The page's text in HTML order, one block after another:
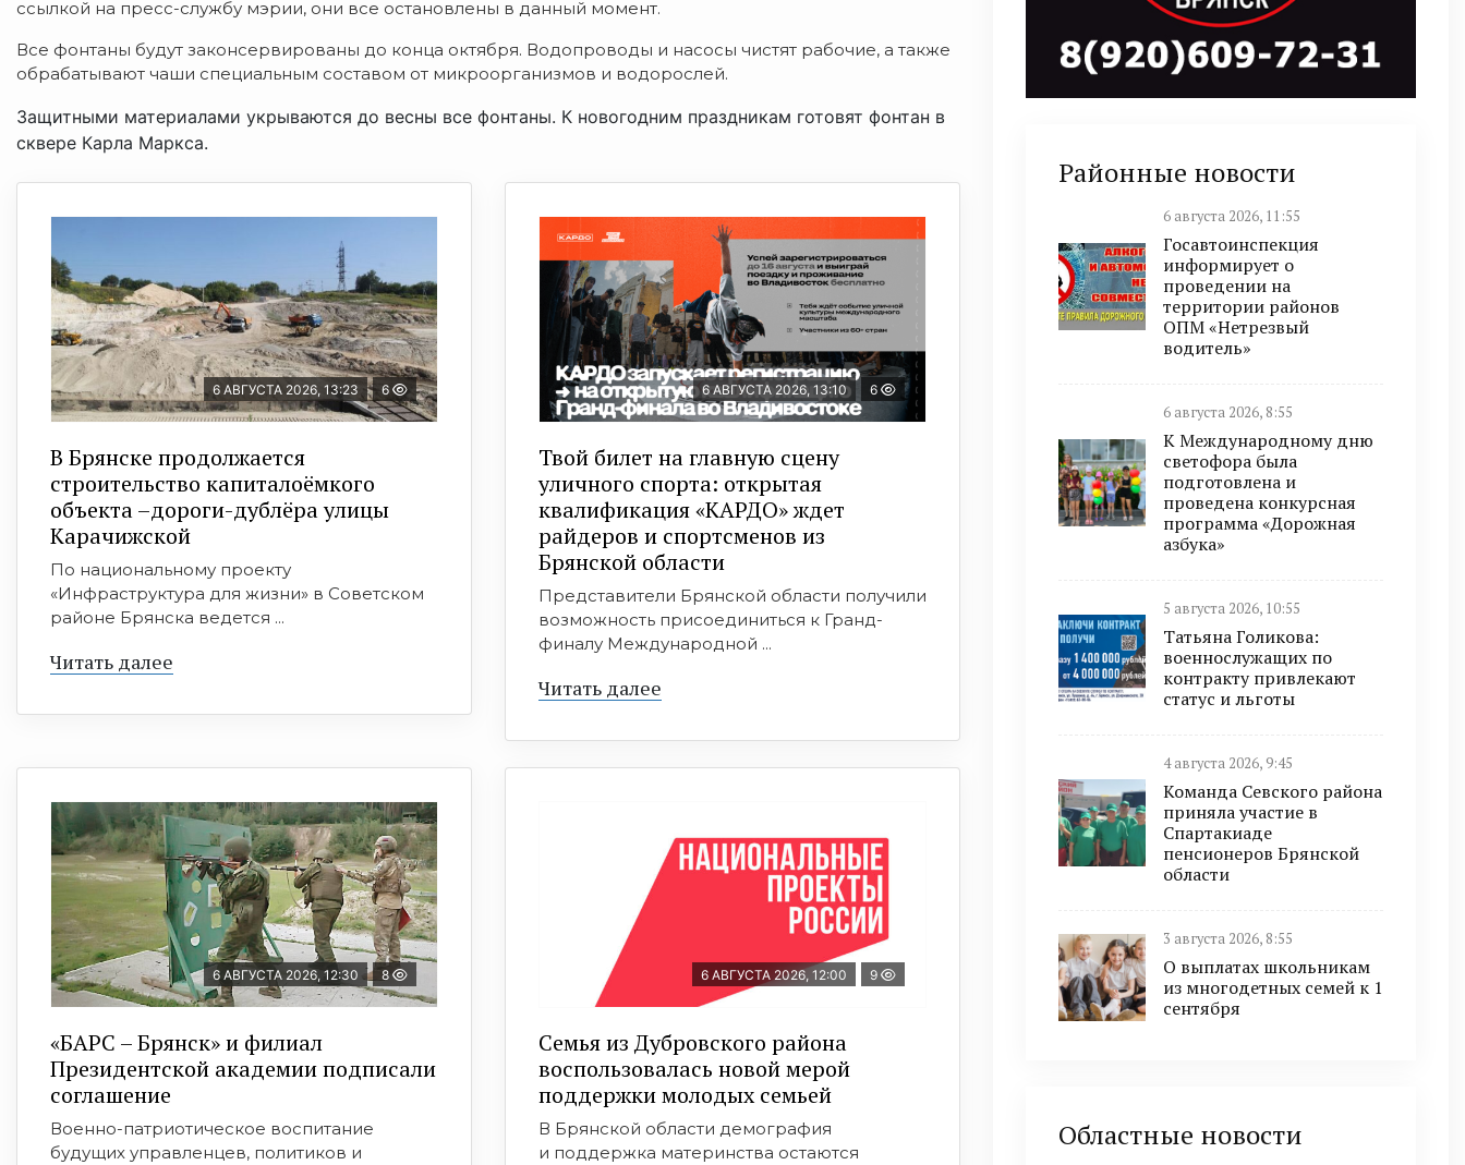
ссылкой на пресс-службу мэрии, они все остановлены в данный момент.
Все фонтаны будут законсервированы до конца октября. Водопроводы и насосы чистят рабочие, а также
обрабатывают чаши специальным составом от микроорганизмов и водорослей.
Защитными материалами укрываются до весны все фонтаны. К новогодним праздникам готовят фонтан в
сквере Карла Маркса.
6 АВГУСТА 2026, 13:23 6
В Брянске продолжается
строительство капиталоёмкого
объекта –дороги-дублёра улицы
Карачижской
По национальному проекту
«Инфраструктура для жизни» в Советском
районе Брянска ведется ...
Читать далее
6 АВГУСТА 2026, 13:10 6
Твой билет на главную сцену
уличного спорта: открытая
квалификация «КАРДО» ждет
райдеров и спортсменов из
Брянской области
Представители Брянской области получили
возможность присоединиться к Гранд-
финалу Международной ...
Читать далее
6 АВГУСТА 2026, 12:30 8
«БАРС – Брянск» и филиал
Президентской академии подписали
соглашение
Военно-патриотическое воспитание
будущих управленцев, политиков и
6 АВГУСТА 2026, 12:00 9
Семья из Дубровского района
воспользовалась новой мерой
поддержки молодых семьей
В Брянской области демография
и поддержка материнства остаются
Районные новости
6 августа 2026, 11:55
Госавтоинспекция
информирует о
проведении на
территории районов
ОПМ «Нетрезвый
водитель»
6 августа 2026, 8:55
К Международному дню
светофора была
подготовлена и
проведена конкурсная
программа «Дорожная
азбука»
5 августа 2026, 10:55
Татьяна Голикова:
военнослужащих по
контракту привлекают
статус и льготы
4 августа 2026, 9:45
Команда Севского района
приняла участие в
Спартакиаде
пенсионеров Брянской
области
3 августа 2026, 8:55
О выплатах школьникам
из многодетных семей к 1
сентября
Областные новости